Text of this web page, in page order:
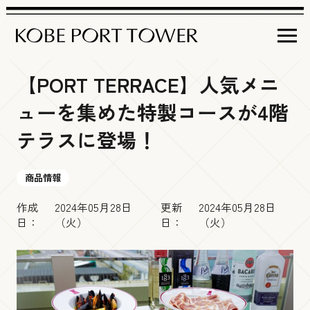
営業時間
イベント＆インフォメーション
イベント情報
商品情報
周辺観光情報
その他インフォメーション
フロア
屋上デッキ
Brilliance Tiara Open-air Deck
展望５階
神戸ポートタワーについて
アクセス
チケット・料金
【PORT TERRACE】人気メニ
ューを集めた特製コースが4階
テラスに登場！
商品情報
作成
日：
2024年05月28日
（火）
更新
日：
2024年05月28日
（火）